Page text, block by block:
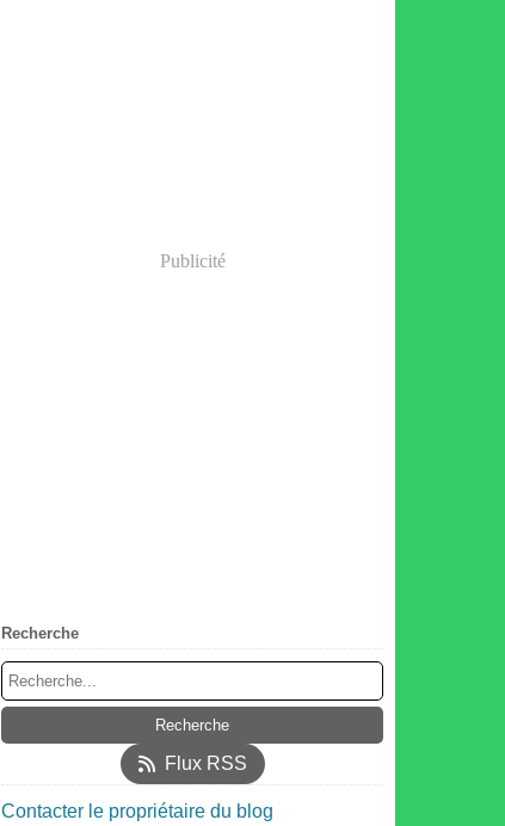
Publicité
Recherche
Flux RSS
Contacter le propriétaire du blog